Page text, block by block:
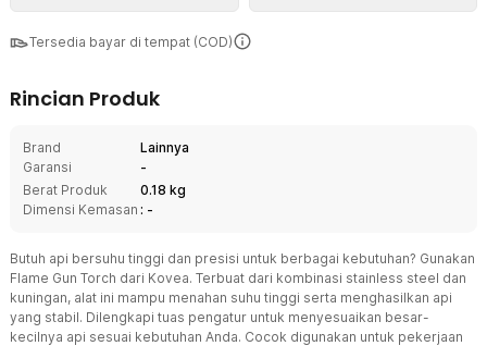
Tersedia bayar di tempat (COD)
Rincian Produk
Brand
Lainnya
Garansi
-
Berat Produk
0.18 kg
Dimensi Kemasan : -
Butuh api bersuhu tinggi dan presisi untuk berbagai kebutuhan? Gunakan
Flame Gun Torch dari Kovea. Terbuat dari kombinasi stainless steel dan
kuningan, alat ini mampu menahan suhu tinggi serta menghasilkan api
yang stabil. Dilengkapi tuas pengatur untuk menyesuaikan besar-
kecilnya api sesuai kebutuhan Anda. Cocok digunakan untuk pekerjaan